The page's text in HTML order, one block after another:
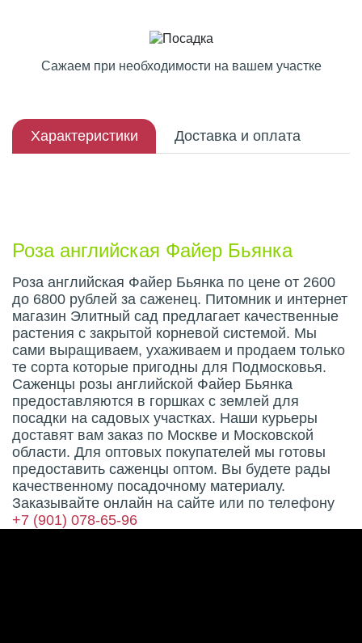
Сажаем при необходимости на вашем участке
Характеристики Доставка и оплата
Роза английская Файер Бьянка
Роза английская Файер Бьянка по цене от 2600
до 6800 рублей за саженец. Питомник и интернет
магазин Элитный сад предлагает качественные
растения с закрытой корневой системой. Мы
сами выращиваем, ухаживаем и продаем только
те сорта которые пригодны для Подмосковья.
Саженцы розы английской Файер Бьянка
предоставляются в горшках с землей для
посадки на садовых участках. Наши курьеры
доставят вам заказ по Москве и Московской
области. Для оптовых покупателей мы готовы
предоставить саженцы оптом. Вы будете рады
качественному посадочному материалу.
Заказывайте онлайн на сайте или по телефону
+7 (901) 078-65-96